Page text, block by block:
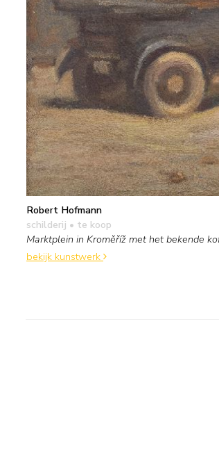
Robert Hofmann
schilderij • te koop
Marktplein in Kroměříž met het bekende
bekijk kunstwerk